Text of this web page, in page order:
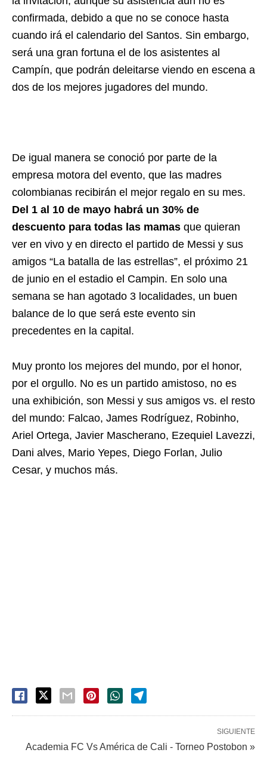
confirmada, debido a que no se conoce hasta
cuando irá el calendario del Santos. Sin embargo,
será una gran fortuna el de los asistentes al
Campín, que podrán deleitarse viendo en escena a
dos de los mejores jugadores del mundo.
De igual manera se conoció por parte de la
empresa motora del evento, que las madres
colombianas recibirán el mejor regalo en su mes.
Del 1 al 10 de mayo habrá un 30% de
descuento para todas las mamas que quieran
ver en vivo y en directo el partido de Messi y sus
amigos “La batalla de las estrellas”, el próximo 21
de junio en el estadio el Campin. En solo una
semana se han agotado 3 localidades, un buen
balance de lo que será este evento sin
precedentes en la capital.
Muy pronto los mejores del mundo, por el honor,
por el orgullo. No es un partido amistoso, no es
una exhibición, son Messi y sus amigos vs. el resto
del mundo: Falcao, James Rodríguez, Robinho,
Ariel Ortega, Javier Mascherano, Ezequiel Lavezzi,
Dani alves, Mario Yepes, Diego Forlan, Julio
Cesar, y muchos más.
SIGUIENTE
Academia FC Vs América de Cali - Torneo Postobon »